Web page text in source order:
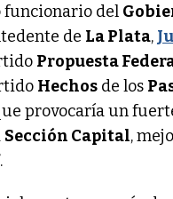
funcionario del
de La Plata,
Propuesta
Hechos de los
provocaría un
Sección Capital,